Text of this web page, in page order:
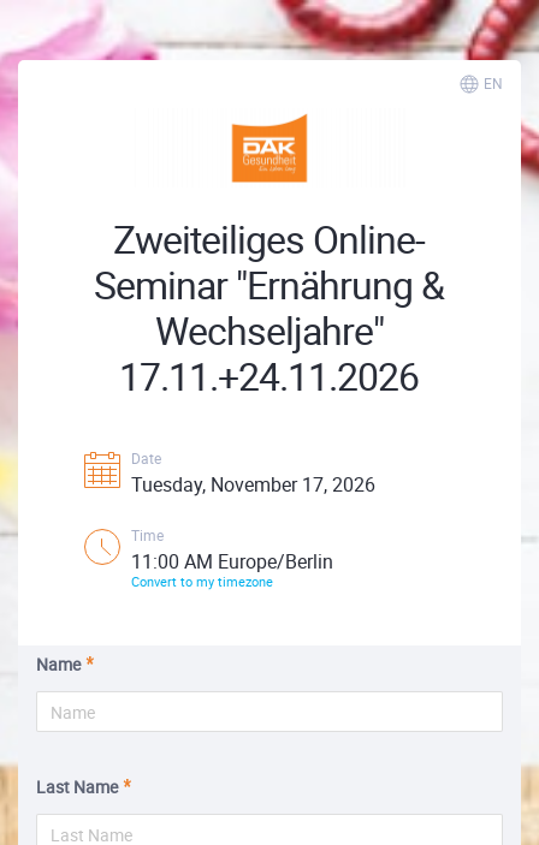
EN
Zweiteiliges Online-
Seminar "Ernährung &
Wechseljahre"
17.11.+24.11.2026
Date
Tuesday, November 17, 2026
Time
11:00 AM Europe/Berlin
Convert to my timezone
Name
Last Name